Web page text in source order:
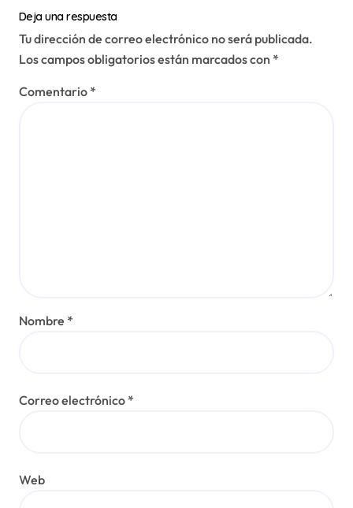
c
i
ó
n
a
Deja una respuesta
Tu dirección de correo electrónico no será publicada.
Los campos obligatorios están marcados con *
Comentario *
Nombre *
Correo electrónico *
Web